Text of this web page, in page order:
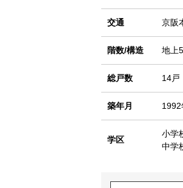
交通 京阪
階数/構造 地上
総戸数 14戸
築年月 1992
学区
小学
中学